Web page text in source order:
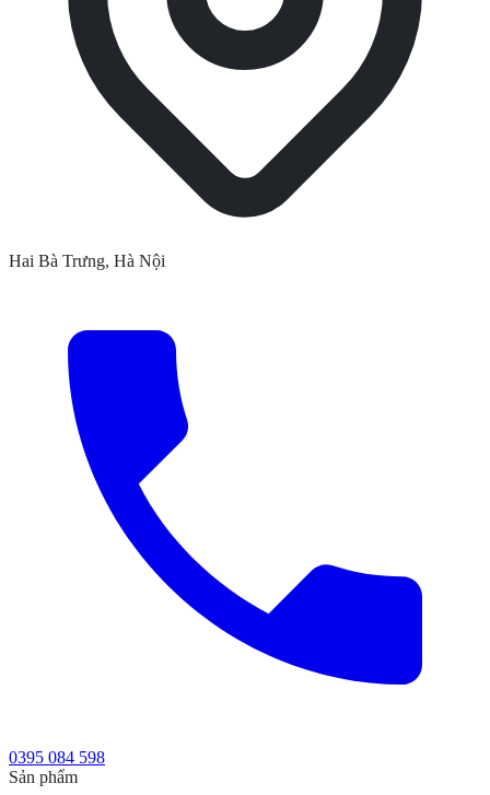
Hai Bà Trưng, Hà Nội
0395 084 598
Sản phẩm